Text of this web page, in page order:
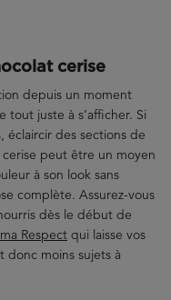
cerise
depuis un moment
tout juste à s’afficher. Si
éclaircir des sections de
peut être un moyen
à son look sans
complète. Assurez-vous
dès le début de
Respect qui laisse vos
donc moins sujets à